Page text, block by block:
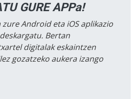
GURE APPa!
zure Android eta iOS aplikazio
Bertan
digitalak eskaintzen
gozatzeko aukera izango